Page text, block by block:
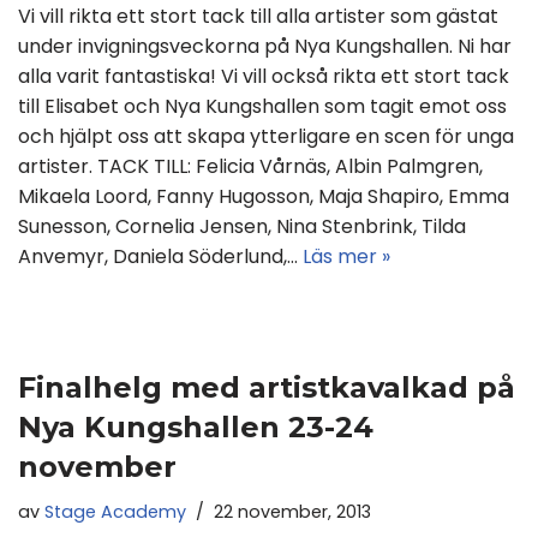
Vi vill rikta ett stort tack till alla artister som gästat
under invigningsveckorna på Nya Kungshallen. Ni har
alla varit fantastiska! Vi vill också rikta ett stort tack
till Elisabet och Nya Kungshallen som tagit emot oss
och hjälpt oss att skapa ytterligare en scen för unga
artister. TACK TILL: Felicia Vårnäs, Albin Palmgren,
Mikaela Loord, Fanny Hugosson, Maja Shapiro, Emma
Sunesson, Cornelia Jensen, Nina Stenbrink, Tilda
Anvemyr, Daniela Söderlund,… Läs mer »
Finalhelg med artistkavalkad på
Nya Kungshallen 23-24
november
av Stage Academy 22 november, 2013